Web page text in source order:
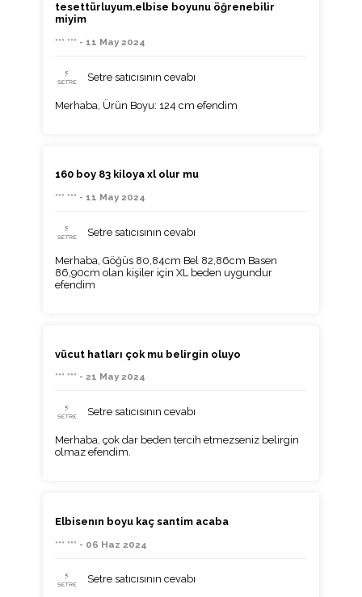
tesettürluyum.elbise boyunu öğrenebilir
miyim
*** *** - 11 May 2024
Setre satıcısının cevabı
Merhaba, Ürün Boyu: 124 cm efendim
160 boy 83 kiloya xl olur mu
*** *** - 11 May 2024
Setre satıcısının cevabı
Merhaba, Göğüs 80,84cm Bel 82,86cm Basen
86,90cm olan kişiler için XL beden uygundur
efendim
vücut hatları çok mu belirgin oluyo
*** *** - 21 May 2024
Setre satıcısının cevabı
Merhaba, çok dar beden tercih etmezseniz belirgin
olmaz efendim.
Elbisenın boyu kaç santim acaba
*** *** - 06 Haz 2024
Setre satıcısının cevabı